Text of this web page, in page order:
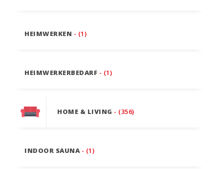
HEIMWERKEN - (1)
HEIMWERKERBEDARF - (1)
HOME & LIVING - (356)
INDOOR SAUNA - (1)